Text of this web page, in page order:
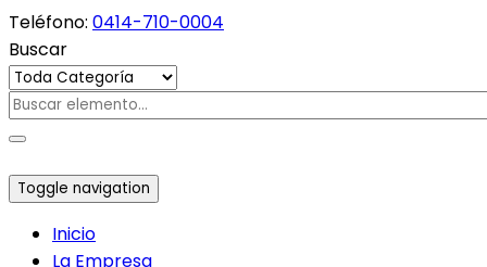
Teléfono: 0414-710-0004
Buscar
Toggle navigation
Inicio
La Empresa